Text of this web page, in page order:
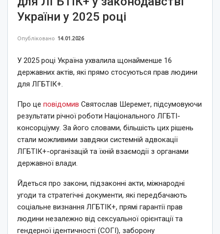
України у 2025 році
Опубліковано 14.01.2026
У 2025 році Україна ухвалила щонайменше 16
державних актів, які прямо стосуються прав людини
для ЛГБТІК+.
Про це повідомив Святослав Шеремет, підсумовуючи
результати річної роботи Національного ЛГБТІ-
консорціуму. За його словами, більшість цих рішень
стали можливими завдяки системній адвокації
ЛГБТІК+-організацій та їхній взаємодії з органами
державної влади.
Йдеться про закони, підзаконні акти, міжнародні
угоди та стратегічні документи, які передбачають
соціальне визнання ЛГБТІК+, прямі гарантії прав
людини незалежно від сексуальної орієнтації та
гендерної ідентичності (СОГІ), заборону